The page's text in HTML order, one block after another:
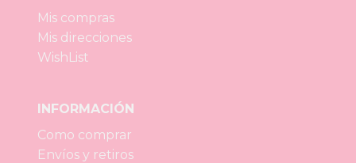
Mis compras
Mis direcciones
WishList
INFORMACIÓN
Como comprar
Envíos y retiros